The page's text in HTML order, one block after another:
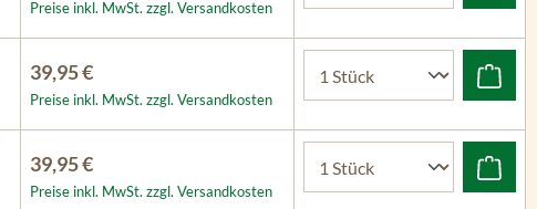
Preise inkl. MwSt. zzgl. Versandkosten
39,95 €
Preise inkl. MwSt. zzgl. Versandkosten
39,95 €
Preise inkl. MwSt. zzgl. Versandkosten